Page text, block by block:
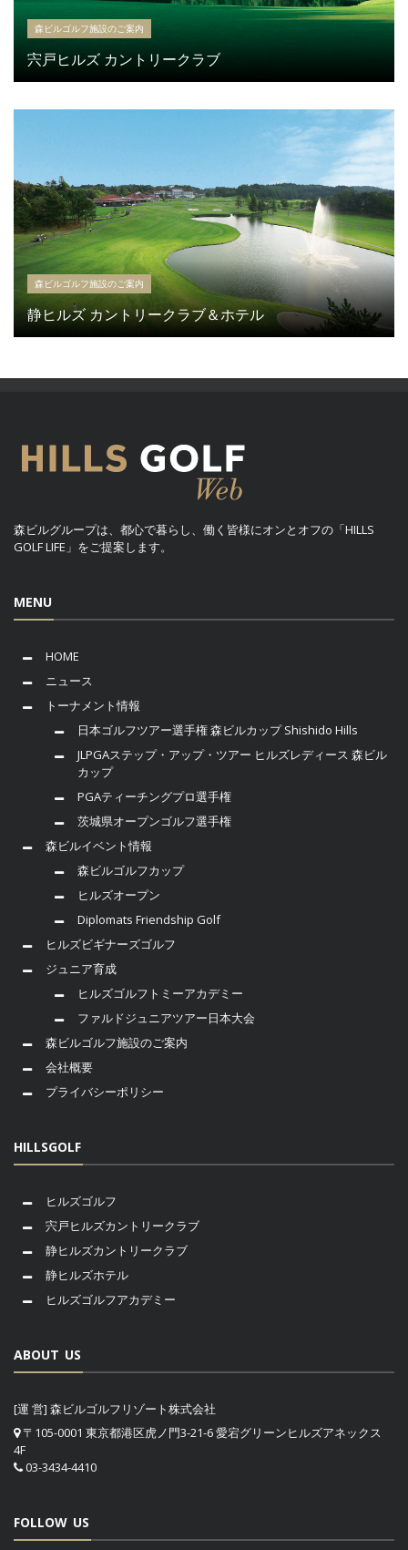
森ビルゴルフ施設のご案内
宍戸ヒルズ カントリークラブ
森ビルゴルフ施設のご案内
静ヒルズ カントリークラブ＆ホテル
森ビルグループは、都心で暮らし、働く皆様にオンとオフの「HILLS
GOLF LIFE」をご提案します。
MENU
HOME
ニュース
トーナメント情報
日本ゴルフツアー選手権 森ビルカップ Shishido Hills
JLPGAステップ・アップ・ツアー ヒルズレディース 森ビル
カップ
PGAティーチングプロ選手権
茨城県オープンゴルフ選手権
森ビルイベント情報
森ビルゴルフカップ
ヒルズオープン
Diplomats Friendship Golf
ヒルズビギナーズゴルフ
ジュニア育成
ヒルズゴルフトミーアカデミー
ファルドジュニアツアー日本大会
森ビルゴルフ施設のご案内
会社概要
プライバシーポリシー
HILLSGOLF
ヒルズゴルフ
宍戸ヒルズカントリークラブ
静ヒルズカントリークラブ
静ヒルズホテル
ヒルズゴルフアカデミー
ABOUT US
[運 営] 森ビルゴルフリゾート株式会社
〒105-0001 東京都港区虎ノ門3-21-6 愛宕グリーンヒルズアネックス
4F
03-3434-4410
FOLLOW US